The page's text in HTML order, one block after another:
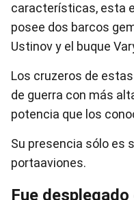
características, esta
posee dos barcos
Ustinov y el buque
Los cruzeros de
de guerra con más
potencia que los
Su presencia sólo es
portaaviones.
Fue